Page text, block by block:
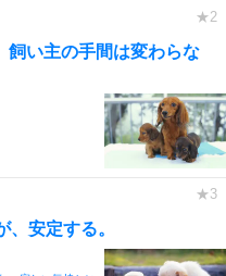
飼い主の手間は変わらな
安定する。